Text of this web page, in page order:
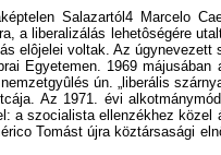
Salazartól4 Marcelo
a liberalizálás lehetôségére
elôjelei voltak. Az
Egyetemen. 1969
ún. „liberális
Az 1971. évi
szocialista ellenzékhez
Tomást újra köztársasági